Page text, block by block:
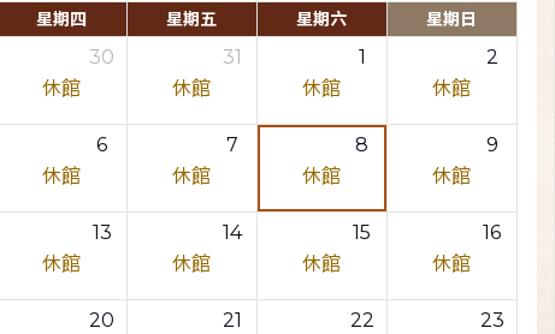
星期四 星期五 星期六 星期日
30
休館
31
休館
1
休館
2
休館
6
休館
7
休館
8
休館
9
休館
13
休館
14
休館
15
休館
16
休館
20
21
22
23